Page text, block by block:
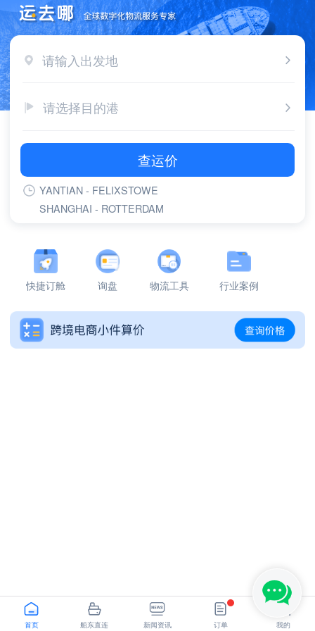
请输入出发地
请选择目的港
查运价
YANTIAN - FELIXSTOWE
SHANGHAI - ROTTERDAM
YANTIAN - LONG BEACH,CA
YANTIAN - LOS ANGELES,CA
SHANGHAI - LOS ANGELES,CA
NINGBO - GDANSK
快捷订舱 询盘 物流工具 行业案例
首页 船东直连 新闻资讯 订单 我的